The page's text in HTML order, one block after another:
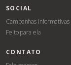
SOCIAL
Campanhas informativas
Feito para ela
CONTATO